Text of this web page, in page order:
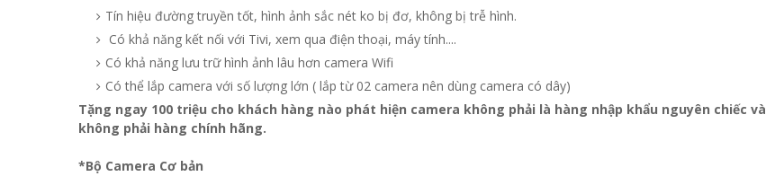
Tín hiệu đường truyền tốt, hình ảnh sắc nét ko bị đơ, không bị trễ hình.
Có khả năng kết nối với Tivi, xem qua điện thoại, máy tính....
Có khả năng lưu trữ hình ảnh lâu hơn camera Wifi
Có thể lắp camera với số lượng lớn ( lắp từ 02 camera nên dùng camera có dây)
Tặng ngay 100 triệu cho khách hàng nào phát hiện camera không phải là hàng nhập khẩu nguyên chiếc và
không phải hàng chính hãng.
*Bộ Camera Cơ bản